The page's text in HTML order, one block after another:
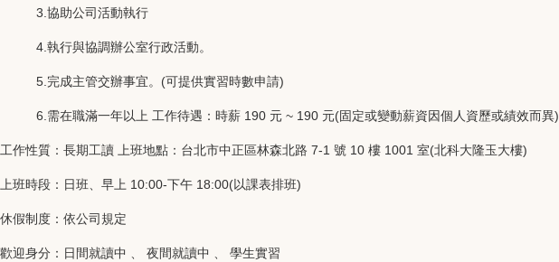
3.協助公司活動執行
4.執行與協調辦公室行政活動。
5.完成主管交辦事宜。(可提供實習時數申請)
6.需在職滿一年以上 工作待遇：時薪 190 元 ~ 190 元(固定或變動薪資因個人資歷或績效而異)
工作性質：長期工讀 上班地點：台北市中正區林森北路 7-1 號 10 樓 1001 室(北科大隆玉大樓)
上班時段：日班、早上 10:00-下午 18:00(以課表排班)
休假制度：依公司規定
歡迎身分：日間就讀中 、 夜間就讀中 、 學生實習